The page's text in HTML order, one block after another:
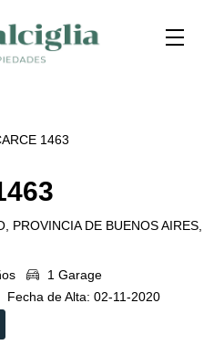
1463
PROVINCIA DE BUENOS AIRES,
1 Garage
Fecha de Alta: 02-11-2020